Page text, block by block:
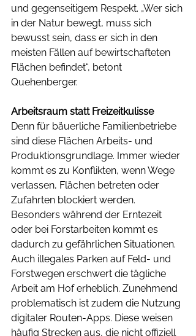
und gegenseitigem Respekt. „Wer sich
in der Natur bewegt, muss sich
bewusst sein, dass er sich in den
meisten Fällen auf bewirtschafteten
Flächen befindet“, betont
Quehenberger.
Arbeitsraum statt Freizeitkulisse
Denn für bäuerliche Familienbetriebe
sind diese Flächen Arbeits- und
Produktionsgrundlage. Immer wieder
kommt es zu Konflikten, wenn Wege
verlassen, Flächen betreten oder
Zufahrten blockiert werden.
Besonders während der Erntezeit
oder bei Forstarbeiten kommt es
dadurch zu gefährlichen Situationen.
Auch illegales Parken auf Feld- und
Forstwegen erschwert die tägliche
Arbeit am Hof erheblich. Zunehmend
problematisch ist zudem die Nutzung
digitaler Routen-Apps. Diese weisen
häufig Strecken aus, die nicht offiziell